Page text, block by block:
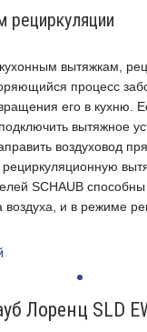
рециркуляции
вытяжкам,
процесс
его в кухню.
вытяжное
воздуховод
SCHAUB способны
и в режиме
Лоренц SLD